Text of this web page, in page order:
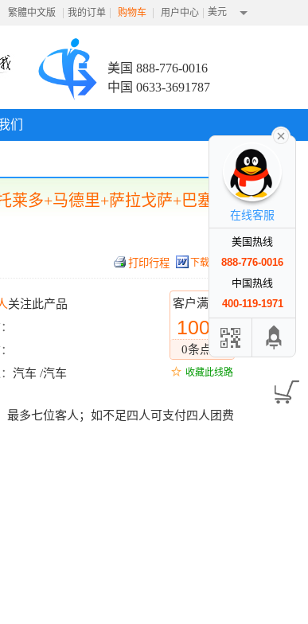
繁體中文版 | 我的订单 | 购物车 | 用户中心 | 美元
美国 888-776-0016
中国 0633-3691787
们
多+马德里+萨拉戈萨+巴塞罗
下载行程
客户满意度
100%
0条点评
收藏此线路
关注此产品
汽车 /汽车
最多七位客人；如不足四人可支付四人团费
在线客服
美国热线
888-776-0016
中国热线
400-119-1971